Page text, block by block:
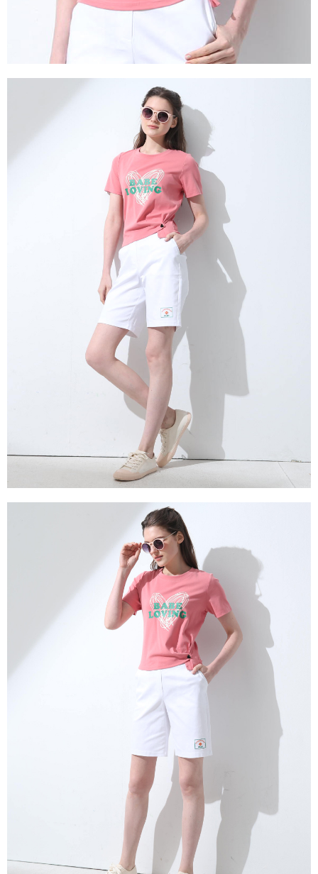
時審查核予不同之上限額度；若仍有額度不足之情形，本公司將視審查結果
請求用戶進行身份認證。
５．嚴禁一人註冊多個帳號或使用他人資訊註冊。若發現惡意使用之情形，
恩沛科技股份有限公司將有權停止該用戶之使用額度並採取法律行動。